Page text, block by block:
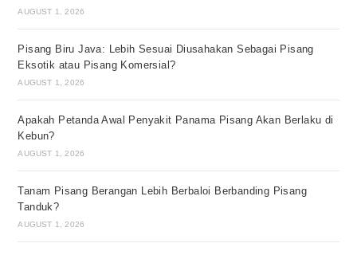
AUGUST 1, 2026
Pisang Biru Java: Lebih Sesuai Diusahakan Sebagai Pisang
Eksotik atau Pisang Komersial?
AUGUST 1, 2026
Apakah Petanda Awal Penyakit Panama Pisang Akan Berlaku di
Kebun?
AUGUST 1, 2026
Tanam Pisang Berangan Lebih Berbaloi Berbanding Pisang
Tanduk?
AUGUST 1, 2026